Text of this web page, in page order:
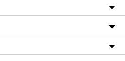
dlf.de